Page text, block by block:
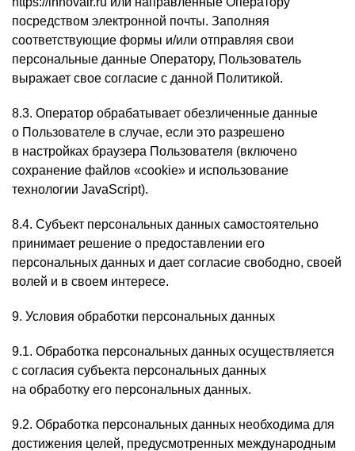
посредством электронной почты. Заполняя
соответствующие формы и/или отправляя свои
персональные данные Оператору, Пользователь
выражает свое согласие с данной Политикой.
8.3. Оператор обрабатывает обезличенные данные
о Пользователе в случае, если это разрешено
в настройках браузера Пользователя (включено
сохранение файлов «cookie» и использование
технологии JavaScript).
8.4. Субъект персональных данных самостоятельно
принимает решение о предоставлении его
персональных данных и дает согласие свободно, своей
волей и в своем интересе.
9. Условия обработки персональных данных
9.1. Обработка персональных данных осуществляется
с согласия субъекта персональных данных
на обработку его персональных данных.
9.2. Обработка персональных данных необходима для
достижения целей, предусмотренных международным